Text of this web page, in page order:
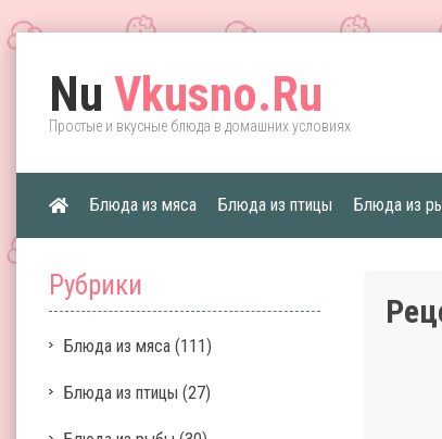
Nu Vkusno.Ru
Простые и вкусные блюда в домашних условиях
Блюда из мяса Блюда из птицы Блюда из
Рубрики
Блюда из мяса (111)
Блюда из птицы (27)